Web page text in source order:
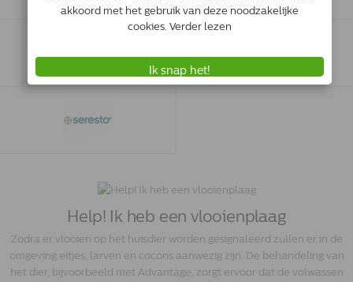
Help! Ik heb een vlooienplaag
Zodra er vlooien op het huisdier worden gesignaleerd zullen er in de
omgeving eitjes, larven en cocons aanwezig zijn. De behandeling van
het dier, bijvoorbeeld met Advantage, zorgt ervoor dat de volwassen